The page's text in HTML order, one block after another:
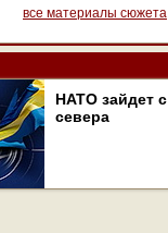
все материалы сюжета
НАТО зайдет с
севера